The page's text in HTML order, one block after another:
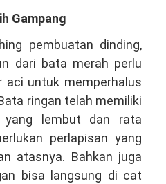
Gampang
pembuatan dinding,
dari bata merah perlu
aci untuk memperhalus
ringan telah memiliki
yang lembut dan rata
perlapisan yang
atasnya. Bahkan juga
bisa langsung di cat